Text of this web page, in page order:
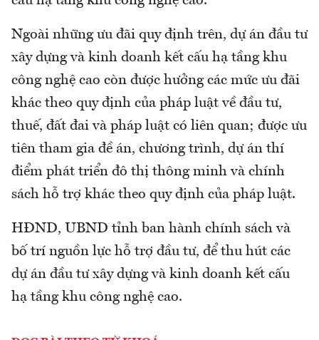
Ngoài những ưu đãi quy định trên, dự án đầu tư
xây dựng và kinh doanh kết cấu hạ tầng khu
công nghệ cao còn được hưởng các mức ưu đãi
khác theo quy định của pháp luật về đầu tư,
thuế, đất đai và pháp luật có liên quan; được ưu
tiên tham gia đề án, chương trình, dự án thí
điểm phát triển đô thị thông minh và chính
sách hỗ trợ khác theo quy định của pháp luật.
HĐND, UBND tỉnh ban hành chính sách và
bố trí nguồn lực hỗ trợ đầu tư, để thu hút các
dự án đầu tư xây dựng và kinh doanh kết cấu
hạ tầng khu công nghệ cao.